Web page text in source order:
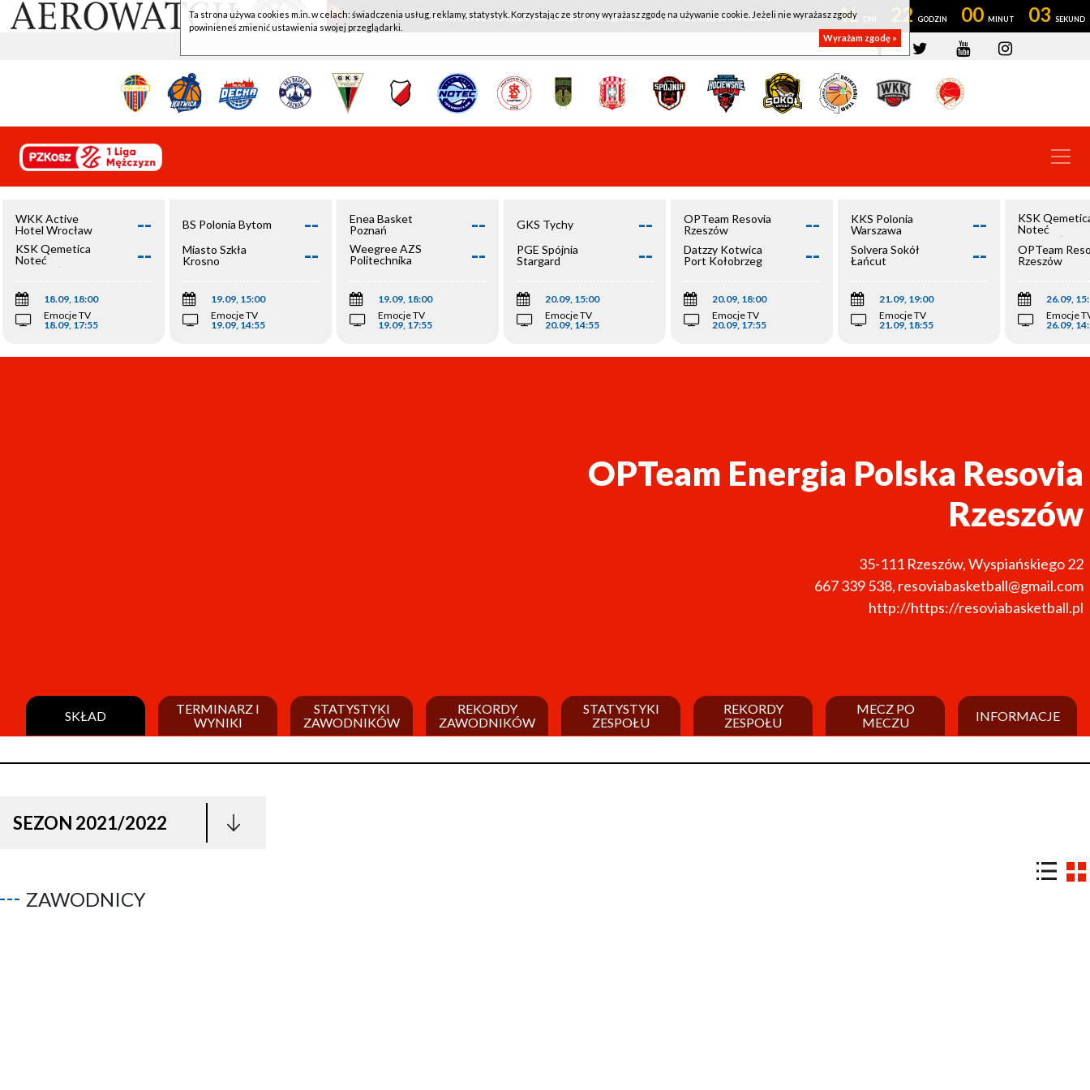
WKK ACTIVE HOTEL WROCŁAW - KSK QEMETICA NOTEĆ INOWROCŁAW 41 22 00 03
WKK Active
Hotel Wrocław
--
KSK Qemetica
Noteć
Inowrocław
--
18.09, 18:00
Emocje TV
18.09, 17:55
BS Polonia Bytom --
Miasto Szkła
Krosno
--
19.09, 15:00
Emocje TV
19.09, 14:55
Enea Basket
Poznań
--
Weegree AZS
Politechnika
--
19.09, 18:00
Emocje TV
19.09, 17:55
GKS Tychy --
PGE Spójnia
Stargard
--
20.09, 15:00
Emocje TV
20.09, 14:55
OPTeam Resovia
Rzeszów
--
Datzzy Kotwica
Port Kołobrzeg
--
20.09, 18:00
Emocje TV
20.09, 17:55
KKS Polonia
Warszawa
--
Solvera Sokół
Łańcut
--
21.09, 19:00
Emocje TV
21.09, 18:55
KSK
Noteć
Inowrocław
OPTeam
Rzeszów
26.09,
Emocje
26.09,
OPTeam Energia Polska Resovia
Rzeszów
35-111 Rzeszów,Wyspiańskiego 22
667 339 538, resoviabasketball@gmail.com
http://https://resoviabasketball.pl
SKŁAD
TERMINARZ I
WYNIKI
STATYSTYKI
ZAWODNIKÓW
REKORDY
ZAWODNIKÓW
STATYSTYKI
ZESPOŁU
REKORDY
ZESPOŁU
MECZ PO
MECZU
INFORMACJE
SEZON 2021/2022
ZAWODNICY
Ta strona używa cookies m.in. w celach: świadczenia usług, reklamy, statystyk. Korzystając ze strony wyrażasz zgodę na używanie cookie. Jeżeli nie wyrażasz zgody
powinieneś zmienić ustawienia swojej przeglądarki.
Wyrażam zgodę »